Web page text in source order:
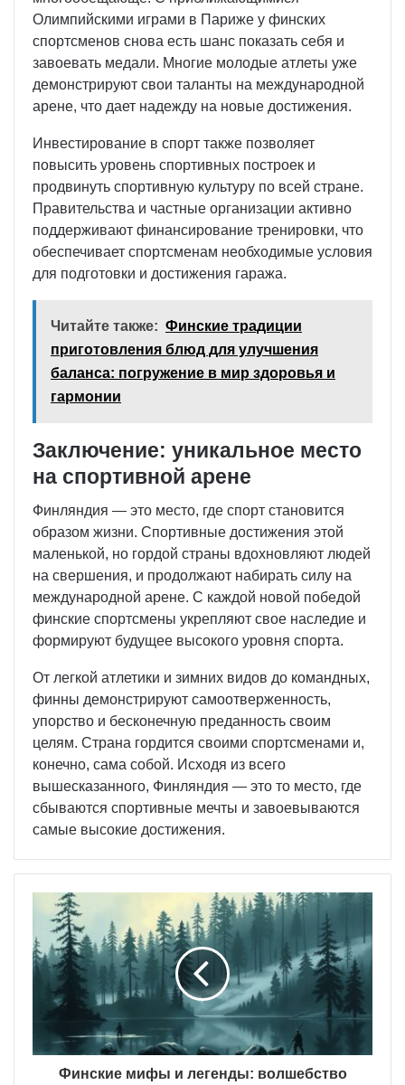
Олимпийскими играми в Париже у финских
спортсменов снова есть шанс показать себя и
завоевать медали. Многие молодые атлеты уже
демонстрируют свои таланты на международной
арене, что дает надежду на новые достижения.
Инвестирование в спорт также позволяет
повысить уровень спортивных построек и
продвинуть спортивную культуру по всей стране.
Правительства и частные организации активно
поддерживают финансирование тренировки, что
обеспечивает спортсменам необходимые условия
для подготовки и достижения гаража.
Читайте также: Финские традиции
приготовления блюд для улучшения
баланса: погружение в мир здоровья и
гармонии
Заключение: уникальное место
на спортивной арене
Финляндия — это место, где спорт становится
образом жизни. Спортивные достижения этой
маленькой, но гордой страны вдохновляют людей
на свершения, и продолжают набирать силу на
международной арене. С каждой новой победой
финские спортсмены укрепляют свое наследие и
формируют будущее высокого уровня спорта.
От легкой атлетики и зимних видов до командных,
финны демонстрируют самоотверженность,
упорство и бесконечную преданность своим
целям. Страна гордится своими спортсменами и,
конечно, сама собой. Исходя из всего
вышесказанного, Финляндия — это то место, где
сбываются спортивные мечты и завоевываются
самые высокие достижения.
Финские мифы и легенды: волшебство